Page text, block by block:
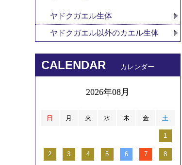
ヤドクガエル生体
ヤドクガエル以外のカエル生体
CALENDAR カレンダー
2026年08月
日 月 火 水 木 金 土
1
2 3 4 5 6 7 8